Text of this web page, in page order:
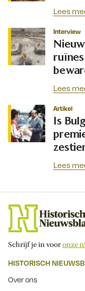
Lees
Interview
Lees
Artikel
Is
Lees
Schrijf je in vooronze
HISTORISCH
Over ons